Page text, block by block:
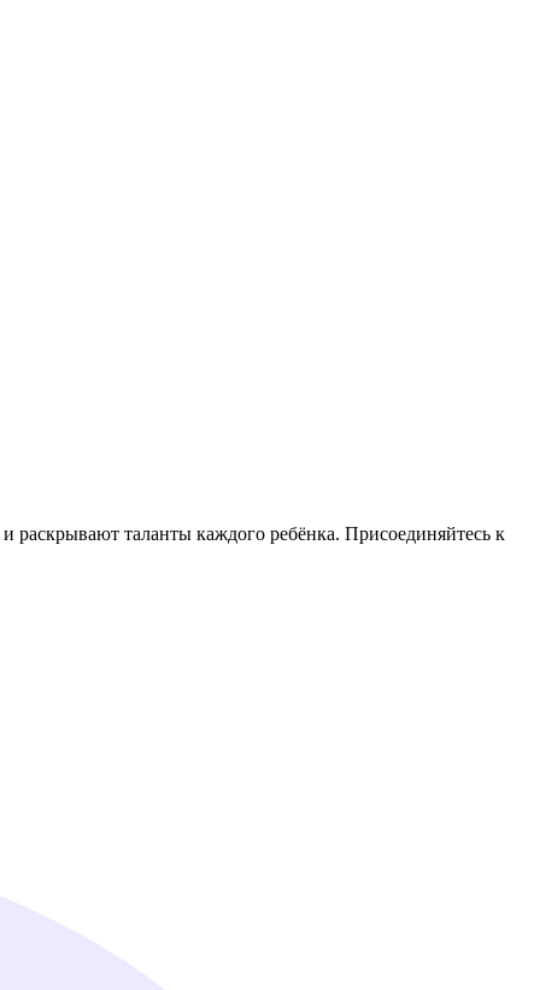
раскрывают таланты каждого ребёнка. Присоединяйтесь к